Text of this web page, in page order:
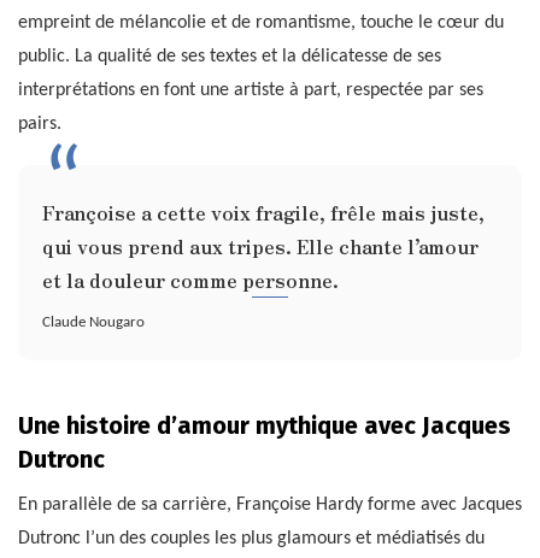
empreint de mélancolie et de romantisme, touche le cœur du
public. La qualité de ses textes et la délicatesse de ses
interprétations en font une artiste à part, respectée par ses
pairs.
Françoise a cette voix fragile, frêle mais juste,
qui vous prend aux tripes. Elle chante l’amour
et la douleur comme personne.
Claude Nougaro
Une histoire d’amour mythique avec Jacques
Dutronc
En parallèle de sa carrière, Françoise Hardy forme avec Jacques
Dutronc l’un des couples les plus glamours et médiatisés du